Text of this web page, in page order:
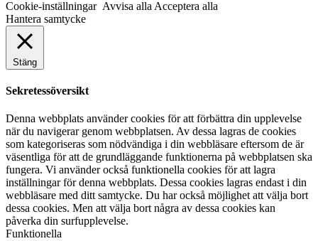
Cookie-inställningar Avvisa alla Acceptera alla
Hantera samtycke
Stäng
Sekretessöversikt
Denna webbplats använder cookies för att förbättra din upplevelse
när du navigerar genom webbplatsen. Av dessa lagras de cookies
som kategoriseras som nödvändiga i din webbläsare eftersom de är
väsentliga för att de grundläggande funktionerna på webbplatsen ska
fungera. Vi använder också funktionella cookies för att lagra
inställningar för denna webbplats. Dessa cookies lagras endast i din
webbläsare med ditt samtycke. Du har också möjlighet att välja bort
dessa cookies. Men att välja bort några av dessa cookies kan
påverka din surfupplevelse.
Funktionella